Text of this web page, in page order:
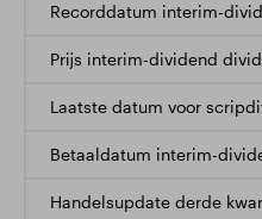
Recorddatum interim-
Prijs interim-dividend
Laatste datum voor
Betaaldatum interim-
Handelsupdate derde